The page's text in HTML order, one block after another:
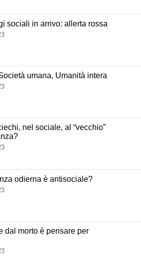
sociali in arrivo: allerta rossa
umana, Umanità intera
nel sociale, al “vecchio”
odierna è antisociale?
dal morto è pensare per